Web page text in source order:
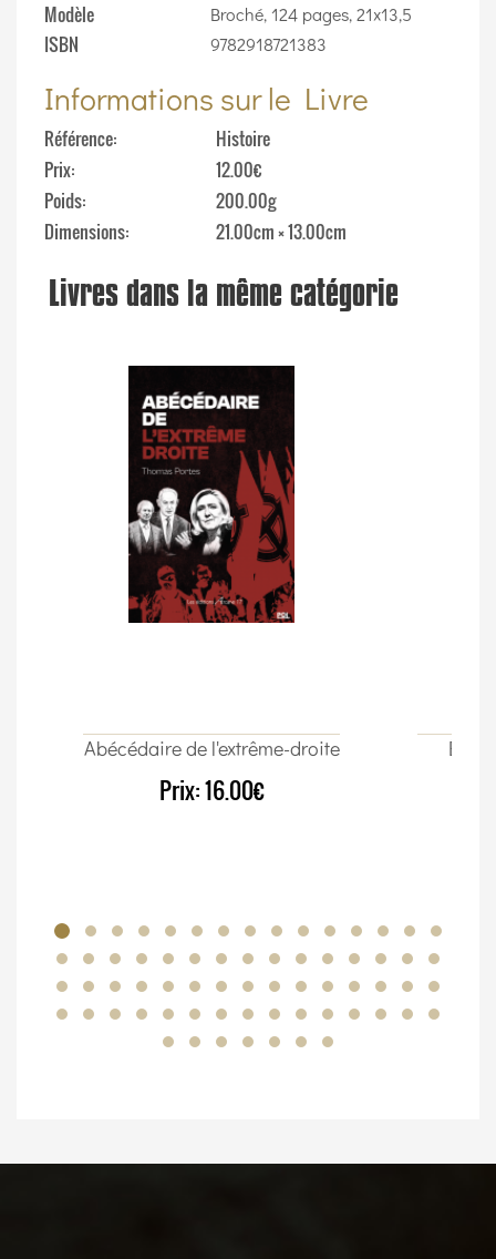
Modèle Broché, 124 pages, 21x13,5
ISBN 9782918721383
Informations sur le Livre
Référence
Histoire
Prix
12.00€
Poids
200.00g
Dimensions
21.00cm × 13.00cm
Livres dans la même catégorie
Abécédaire de l'extrême-droite
Prix:16.00€